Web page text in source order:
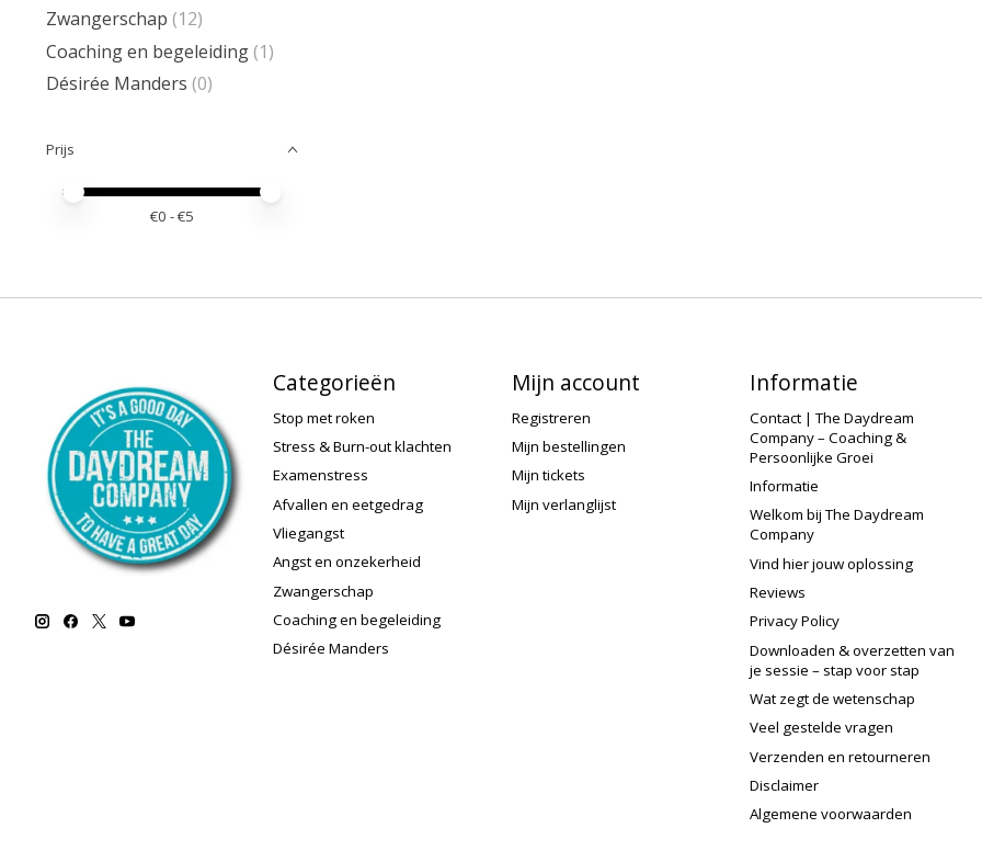
Zwangerschap (12)
Coaching en begeleiding(1)
Désirée Manders (0)
Prijs
Minimale prijswaarde
Price maximum value
€0 - €5
Categorieën
Stop met roken
Stress & Burn-out klachten
Examenstress
Afvallen en eetgedrag
Vliegangst
Angst en onzekerheid
Zwangerschap
Coaching en begeleiding
Désirée Manders
Mijn account
Registreren
Mijn bestellingen
Mijn tickets
Mijn verlanglijst
Informatie
Contact | The Daydream
Company – Coaching &
Persoonlijke Groei
Informatie
Welkom bij The Daydream
Company
Vind hier jouw oplossing
Reviews
Privacy Policy
Downloaden & overzetten van
je sessie – stap voor stap
Wat zegt de wetenschap
Veel gestelde vragen
Verzenden en retourneren
Disclaimer
Algemene voorwaarden